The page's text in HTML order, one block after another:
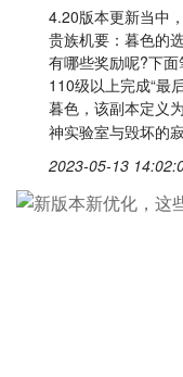
4.20版本更新当中
贵族机要：暮色的
有哪些奖励呢?下
110级以上完成“最
暮色，该副本定义
神实验室与毁坏的
2023-05-13